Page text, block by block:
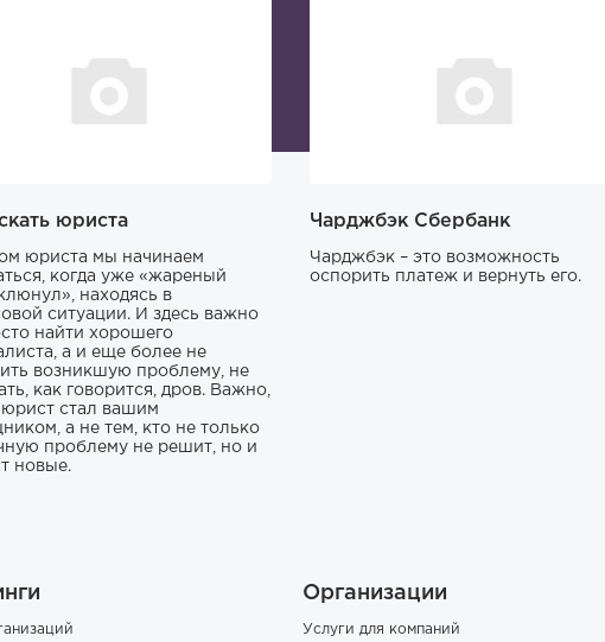
юриста
юриста мы начинаем
когда уже «жареный
находясь в
ситуации. И здесь важно
найти хорошего
а и еще более не
возникшую проблему, не
как говорится, дров. Важно,
стал вашим
а не тем, кто не только
проблему не решит, но и
новые.
Чарджбэк Сбербанк
Чарджбэк – это возможность
оспорить платеж и вернуть его.
Организации
Услуги для компаний